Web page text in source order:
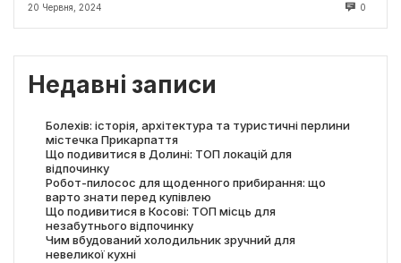
20 Червня, 2024 0
Недавні записи
Болехів: історія, архітектура та туристичні перлини
містечка Прикарпаття
Що подивитися в Долині: ТОП локацій для
відпочинку
Робот-пилосос для щоденного прибирання: що
варто знати перед купівлею
Що подивитися в Косові: ТОП місць для
незабутнього відпочинку
Чим вбудований холодильник зручний для
невеликої кухні